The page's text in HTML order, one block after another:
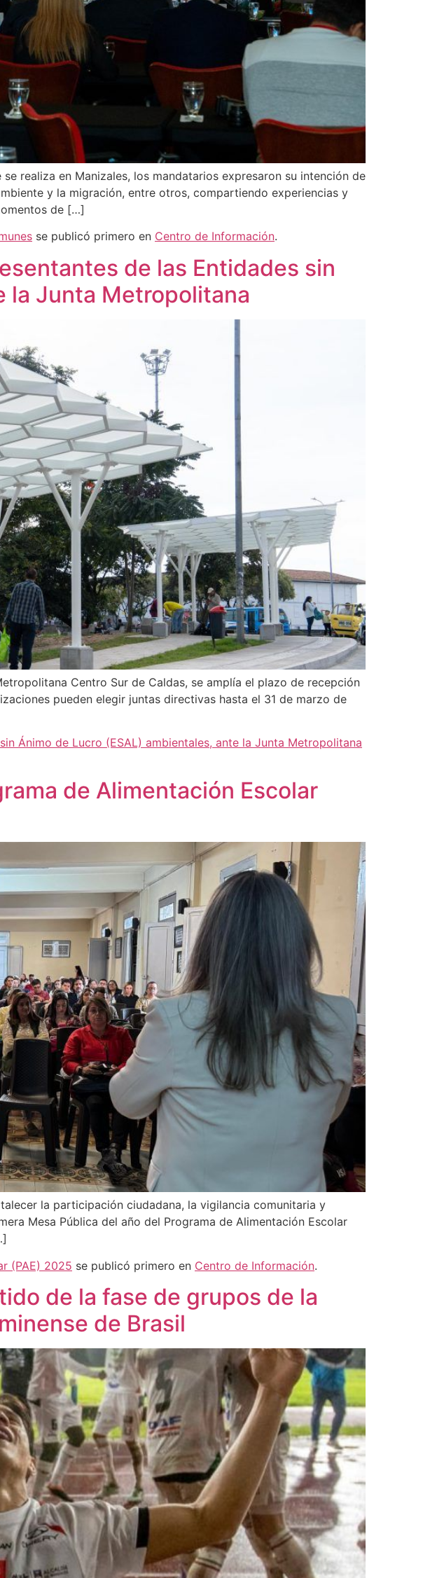
realiza en Manizales, los mandatarios expresaron su intención de
y la migración, entre otros, compartiendo experiencias y
de […]
se publicó primero en Centro de Información.
de las Entidades sin
la Junta Metropolitana
Centro Sur de Caldas, se amplía el plazo de recepción
pueden elegir juntas directivas hasta el 31 de marzo de
Ánimo de Lucro (ESAL) ambientales, ante la Junta Metropolitana
de Alimentación Escolar
la participación ciudadana, la vigilancia comunitaria y
Mesa Pública del año del Programa de Alimentación Escolar
(PAE) 2025 se publicó primero en Centro de Información.
de la fase de grupos de la
de Brasil